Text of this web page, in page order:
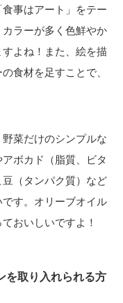
事はアート」をテー
ラーが多く色鮮やか
よね！また、絵を描
食材を足すことで、
菜だけのシンプルな
ボカド（脂質、ビタ
（タンパク質）など
す。オリーブオイル
おいしいですよ！
を取り入れられる方